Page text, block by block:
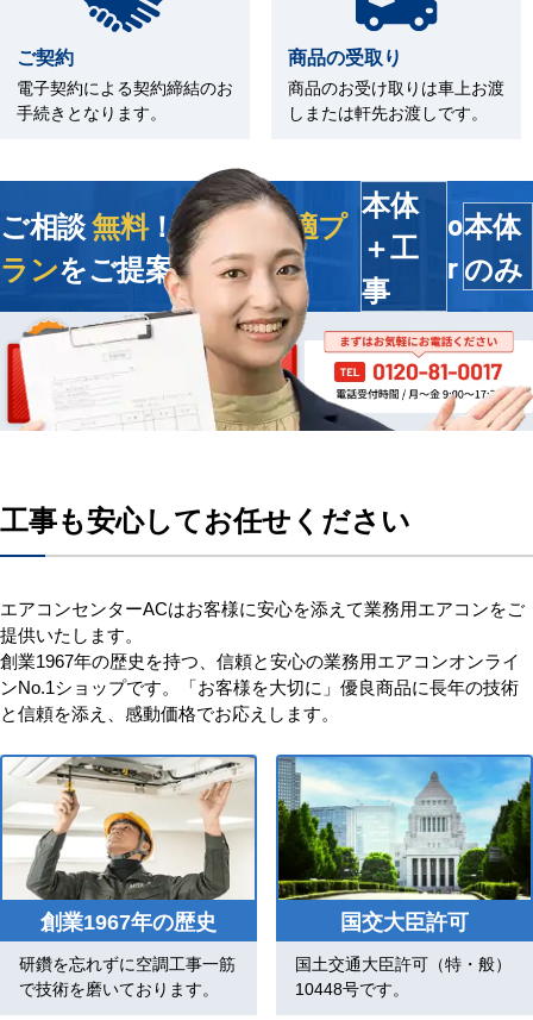
ご契約
電子契約による契約締結のお
手続きとなります。
商品の受取り
商品のお受け取りは車上お渡
しまたは軒先お渡しです。
ご相談無料！今すぐ
最適プ
ランをご提案します
本体
＋工
事
o
r
本体
のみ
工事も安心してお任せください
エアコンセンターACはお客様に安心を添えて業務用エアコンをご
提供いたします。
創業1967年の歴史を持つ、信頼と安心の業務用エアコンオンライ
ンNo.1ショップです。「お客様を大切に」優良商品に長年の技術
と信頼を添え、感動価格でお応えします。
創業1967年の歴史
研鑽を忘れずに空調工事一筋
で技術を磨いております。
国交大臣許可
国土交通大臣許可（特・般）
10448号です。